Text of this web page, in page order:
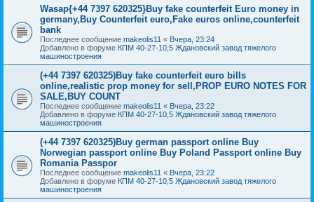
Wasap{+44 7397 620325}Buy fake counterfeit Euro money in
germany,Buy Counterfeit euro,Fake euros online,counterfeit
bank
Последнее сообщение makeolis11 « Вчера, 23:24
Добавлено в форуме КПМ 40-27-10,5 Ждановский завод тяжелого
машиностроения
(+44 7397 620325)Buy fake counterfeit euro bills
online,realistic prop money for sell,PROP EURO NOTES FOR
SALE,BUY COUNT
Последнее сообщение makeolis11 « Вчера, 23:22
Добавлено в форуме КПМ 40-27-10,5 Ждановский завод тяжелого
машиностроения
(+44 7397 620325)Buy german passport online Buy
Norwegian passport online Buy Poland Passport online Buy
Romania Passpor
Последнее сообщение makeolis11 « Вчера, 23:22
Добавлено в форуме КПМ 40-27-10,5 Ждановский завод тяжелого
машиностроения